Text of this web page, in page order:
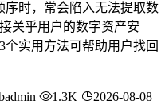
序时，常会陷入无法提取数
关乎用户的数字资产安
实用方法可帮助用户找回
1.3K 2026-08-08